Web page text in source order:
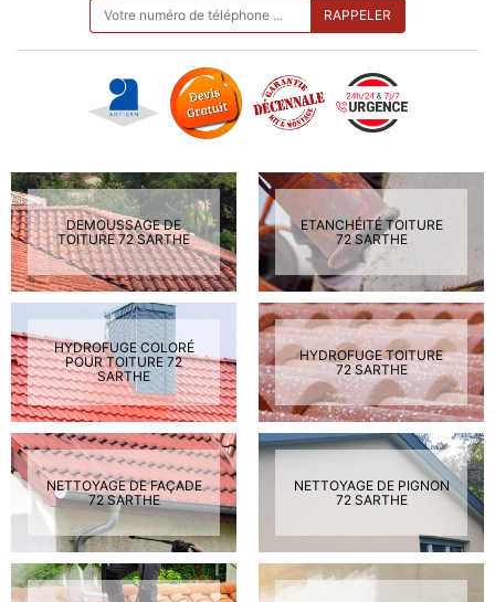
DEMOUSSAGE DE
TOITURE 72 SARTHE
ETANCHÉITÉ TOITURE
72 SARTHE
HYDROFUGE COLORÉ
POUR TOITURE 72
SARTHE
HYDROFUGE TOITURE
72 SARTHE
NETTOYAGE DE FAÇADE
72 SARTHE
NETTOYAGE DE PIGNON
72 SARTHE